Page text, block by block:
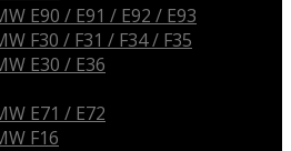
E90 / E91 / E92 / E93
F30 / F31 / F34 / F35
E30 / E36
E71 / E72
F16